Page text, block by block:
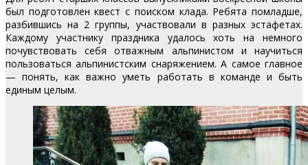
был подготовлен квест с поиском клада. Ребята помладше,
разбившись на 2 группы, участвовали в разных эстафетах.
Каждому участнику праздника удалось хоть на немного
почувствовать себя отважным альпинистом и научиться
пользоваться альпинистским снаряжением. А самое главное
— понять, как важно уметь работать в команде и быть
единым целым.